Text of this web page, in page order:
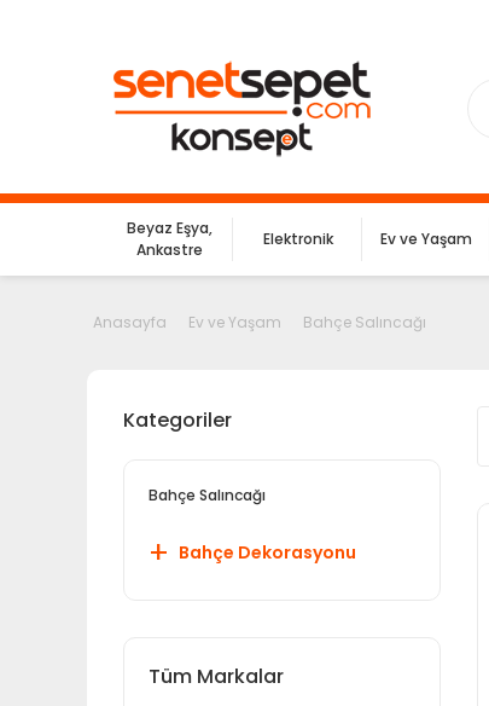
Beyaz Eşya,
Ankastre
Elektronik Ev ve Yaşam
Anasayfa Ev ve Yaşam Bahçe Salıncağı
Kategoriler
Bahçe Salıncağı
Bahçe Dekorasyonu
Tüm Markalar